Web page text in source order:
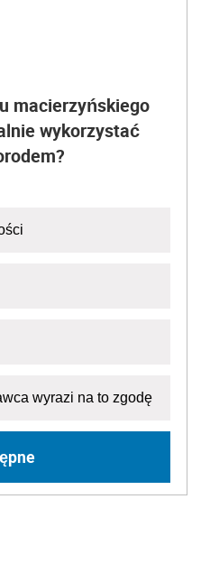
macierzyńskiego
wykorzystać
wyrazi na to zgodę